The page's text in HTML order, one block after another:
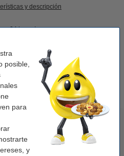
posible,
para
y
y descripción
24 horas!
destacados